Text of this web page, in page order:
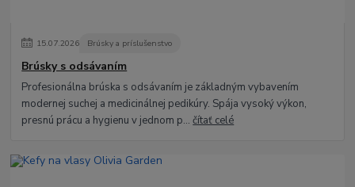
15.07.2026 Brúsky a príslušenstvo
Brúsky s odsávaním
Profesionálna brúska s odsávaním je základným vybavením
modernej suchej a medicinálnej pedikúry. Spája vysoký výkon,
presnú prácu a hygienu v jednom p...čítať celé